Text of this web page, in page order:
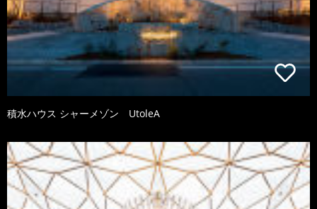
積水ハウス シャーメゾン UtoleA